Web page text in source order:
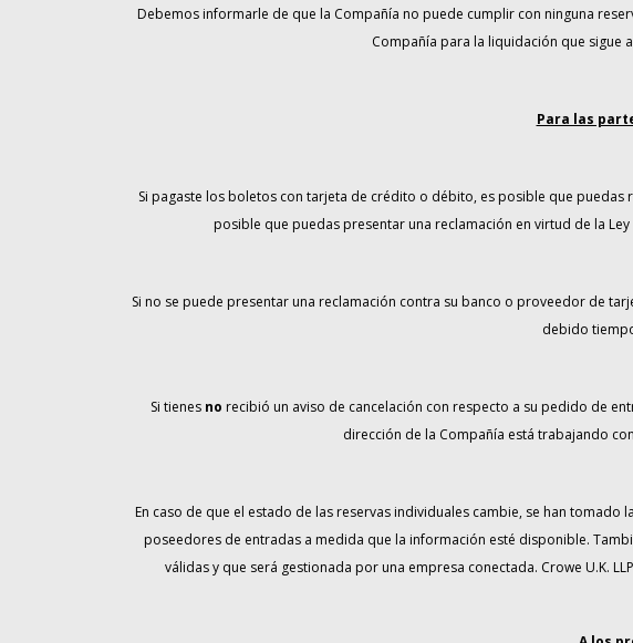
Debemos informarle de que la Compañía no puede cumplir con ninguna
Compañía para la liquidación que sigue
Para las
Si pagaste los boletos con tarjeta de crédito o débito, es posible que
posible que puedas presentar una reclamación en virtud de la
Si no se puede presentar una reclamación contra su banco o proveedor de
debido
Si tienes no recibió un aviso de cancelación con respecto a su pedido de
dirección de la Compañía está trabajando
En caso de que el estado de las reservas individuales cambie, se han
poseedores de entradas a medida que la información esté disponible.
válidas y que será gestionada por una empresa conectada. Crowe U.K.